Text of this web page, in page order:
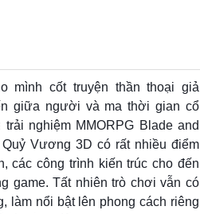
mình cốt truyện thần thoại giả
giữa người và ma thời gian cổ
nghiệm MMORPG Blade and
Vương 3D có rất nhiều điểm
các công trình kiến trúc cho đến
game. Tất nhiên trò chơi vẫn có
làm nổi bật lên phong cách riêng